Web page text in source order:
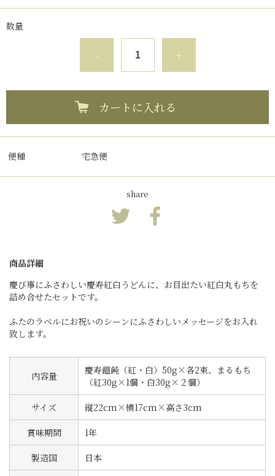
数量
- +
カートに入れる
便種 宅急便
share
商品詳細
慶び事にふさわしい慶寿紅白うどんに、お目出たい紅白丸もちを
詰め合せたセットです。
ふたのラベルにお祝いのシーンにふさわしいメッセージをお入れ
致します。
内容量
慶寿饂飩（紅・白）50g×各2束、まるもち
（紅30g×1個・白30g×２個）
サイズ 縦22cm×横17cm×高さ3cm
賞味期間 1年
製造国 日本